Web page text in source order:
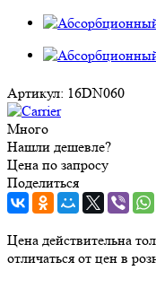
Артикул: 16DN060
Много
Нашли дешевле?
Цена по запросу
Поделиться
Цена действительна
отличаться от цен в